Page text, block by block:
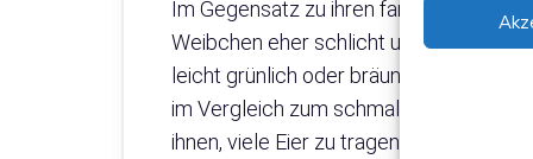
Im Gegensatz zu ihren
Weibchen eher schlicht und
leicht grünlich oder bräunlich, ohne
im Vergleich zum schmalen
ihnen, viele Eier zu tragen und die